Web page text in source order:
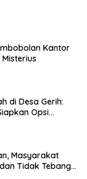
Kantor
di Desa Gerih:
Opsi
Masyarakat
Tidak Tebang